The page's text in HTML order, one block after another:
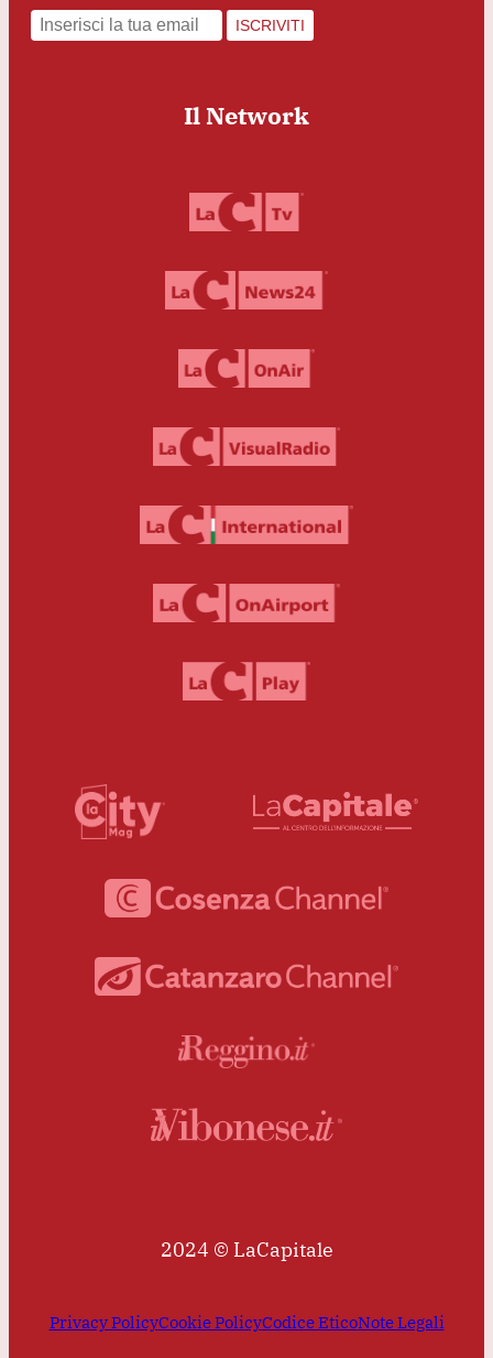
ISCRIVITI
Il Network
2024 © LaCapitale
Privacy PolicyCookie PolicyCodice EticoNote Legali